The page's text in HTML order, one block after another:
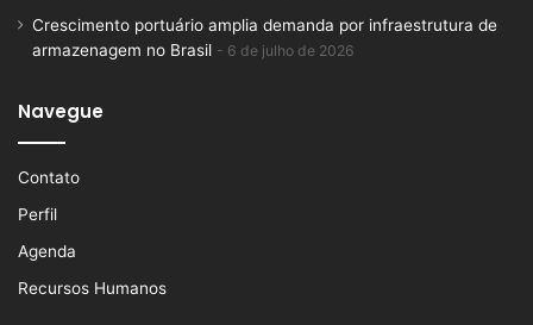
Crescimento portuário amplia demanda por infraestrutura de
armazenagem no Brasil
6 de julho de 2026
Navegue
Contato
Perfil
Agenda
Recursos Humanos